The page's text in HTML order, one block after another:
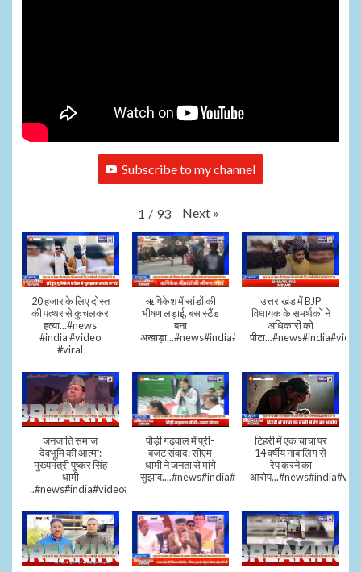
Subscribe to my channel
1 / 93 Next »
20 हजार के लिए दोस्त
की पत्थर से कुचलकर
हत्या...#news
#india #video
#viral
ऋषिकेश में सांडों की
भीषण लड़ाई, बस स्टैंड
बना
अखाड़ा...#news#india#video#viral
उत्तराखंड में BJP
विधायक के समर्थकों ने
अधिकारी को
जनजाति समाज
देवभूमि की आत्मा:
मुख्यमंत्री पुष्कर सिंह
धामी
..#news#india#video#viral
पौड़ी गढ़वाल में प्री-
बजट संवाद: सीएम
धामी ने जनता से मांगे
सुझाव....#news#india#video#viral
टिहरी में एक चाचा पर
14 वर्षीय नाबालिग से
रेप करने का